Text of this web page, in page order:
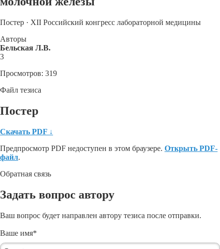
Постер · XII Российский конгресс лабораторной медицины
Авторы
Бельская Л.В.
3
Просмотров: 319
Файл тезиса
Постер
Скачать PDF ↓
Предпросмотр PDF недоступен в этом браузере. Открыть PDF-
файл.
Обратная связь
Задать вопрос автору
Ваш вопрос будет направлен автору тезиса после отправки.
Ваше имя*